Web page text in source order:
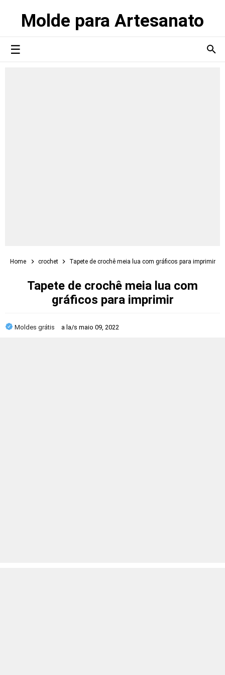
Molde para Artesanato
Home crochet Tapete de crochê meia lua com gráficos para imprimir
Tapete de crochê meia lua com
gráficos para imprimir
Moldes grátis a la/s maio 09, 2022